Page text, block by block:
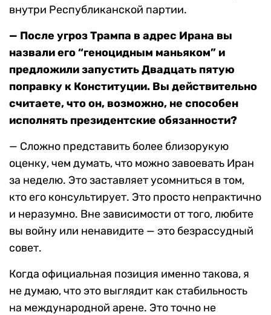
внутри Республиканской партии.
— После угроз Трампа в адрес Ирана вы
назвали его “геноцидным маньяком” и
предложили запустить Двадцать пятую
поправку к Конституции. Вы действительно
считаете, что он, возможно, не способен
исполнять президентские обязанности?
— Сложно представить более близорукую
оценку, чем думать, что можно завоевать Иран
за неделю. Это заставляет усомниться в том,
кто его консультирует. Это просто непрактично
и неразумно. Вне зависимости от того, любите
вы войну или ненавидите — это безрассудный
совет.
Когда официальная позиция именно такова, я
не думаю, что это выглядит как стабильность
на международной арене. Это точно не